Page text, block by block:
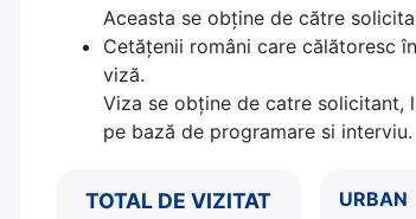
Seward, Alaska SUA 06:00 - ⚓
Aceasta se obține de către
Cetăţenii români care călătoresc
viză.
Viza se obține de catre solicitant,
pe bază de programare si interviu.
TOTAL DE VIZITAT URBAN